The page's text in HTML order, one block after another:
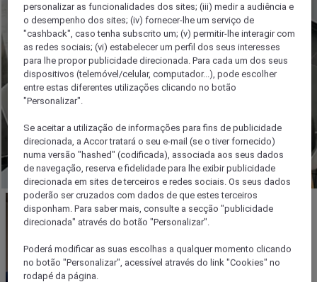
personalizar as funcionalidades dos sites; (iii) medir a audiência e
o desempenho dos sites; (iv) fornecer-lhe um serviço de
"cashback", caso tenha subscrito um; (v) permitir-lhe interagir com
as redes sociais; (vi) estabelecer um perfil dos seus interesses
para lhe propor publicidade direcionada. Para cada um dos seus
dispositivos (telemóvel/celular, computador...), pode escolher
entre estas diferentes utilizações clicando no botão
"Personalizar".
Se aceitar a utilização de informações para fins de publicidade
direcionada, a Accor tratará o seu e-mail (se o tiver fornecido)
numa versão "hashed" (codificada), associada aos seus dados
de navegação, reserva e fidelidade para lhe exibir publicidade
direcionada em sites de terceiros e redes sociais. Os seus dados
poderão ser cruzados com dados de que estes terceiros
disponham. Para saber mais, consulte a secção "publicidade
direcionada" através do botão "Personalizar".
Poderá modificar as suas escolhas a qualquer momento clicando
no botão "Personalizar", acessível através do link "Cookies" no
rodapé da página.